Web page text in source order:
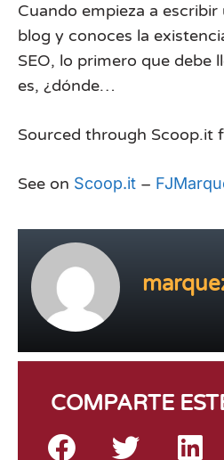
Cuando empieza a
blog y conoces la
SEO, lo primero que debe
es, ¿dónde…
Sourced through Scoop.it
See on Scoop.it –
COMPARTE